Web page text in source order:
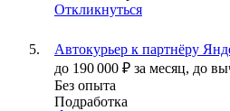
Откликнуться
Автокурьер к партнёру
до 190 000 ₽ за месяц, до
Без опыта
Подработка